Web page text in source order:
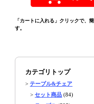
「カートに入れる」クリックで、
す。
カテゴリトップ
>テーブル&チェア
>セット商品 (84)